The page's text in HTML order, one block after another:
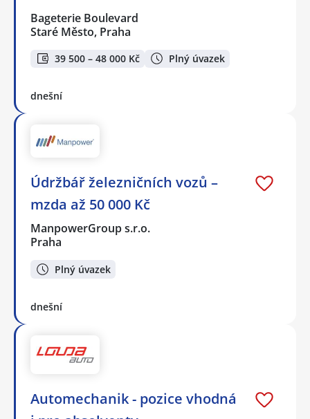
Bageterie Boulevard
Staré Město, Praha
39 500 – 48 000 Kč Plný úvazek
dnešní
Údržbář železničních vozů –
mzda až 50 000 Kč
ManpowerGroup s.r.o.
Praha
Plný úvazek
dnešní
Automechanik - pozice vhodná